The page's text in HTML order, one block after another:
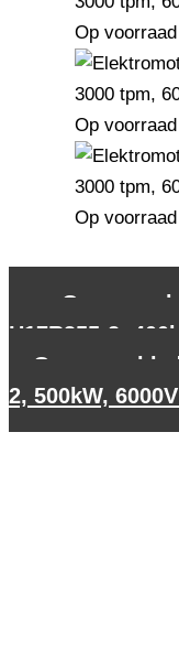
H17R355-2,
2, 500kW, 6000V